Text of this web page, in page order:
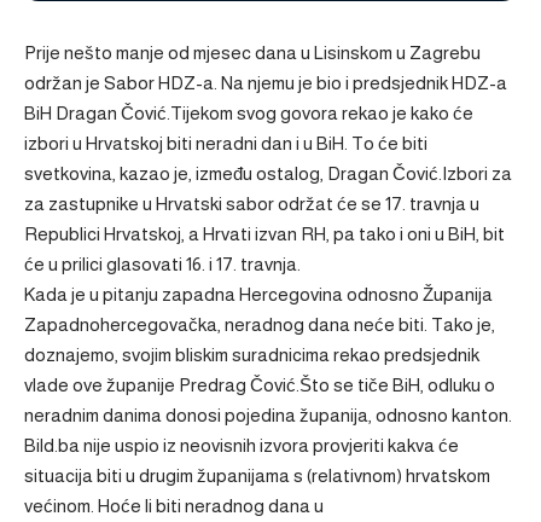
Prije nešto manje od mjesec dana u Lisinskom u Zagrebu
održan je Sabor HDZ-a. Na njemu je bio i predsjednik HDZ-a
BiH Dragan Čović.Tijekom svog govora rekao je kako će
izbori u Hrvatskoj biti neradni dan i u BiH. To će biti
svetkovina, kazao je, između ostalog, Dragan Čović.Izbori za
za zastupnike u Hrvatski sabor održat će se 17. travnja u
Republici Hrvatskoj, a Hrvati izvan RH, pa tako i oni u BiH, bit
će u prilici glasovati 16. i 17. travnja.
Kada je u pitanju zapadna Hercegovina odnosno Županija
Zapadnohercegovačka, neradnog dana neće biti. Tako je,
doznajemo, svojim bliskim suradnicima rekao predsjednik
vlade ove županije Predrag Čović.Što se tiče BiH, odluku o
neradnim danima donosi pojedina županija, odnosno kanton.
Bild.ba nije uspio iz neovisnih izvora provjeriti kakva će
situacija biti u drugim županijama s (relativnom) hrvatskom
većinom. Hoće li biti neradnog dana u